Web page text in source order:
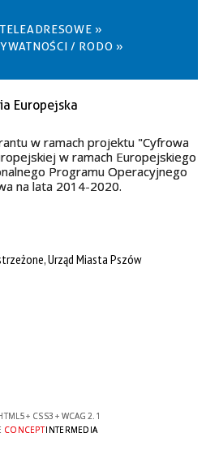
»
/ RODO »
w ramach projektu "Cyfrowa
w ramach Europejskiego
Programu Operacyjnego
na lata 2014-2020.
Urząd Miasta Pszów
+ CSS3 + WCAG 2.1
CONCEPTINTERMEDIA